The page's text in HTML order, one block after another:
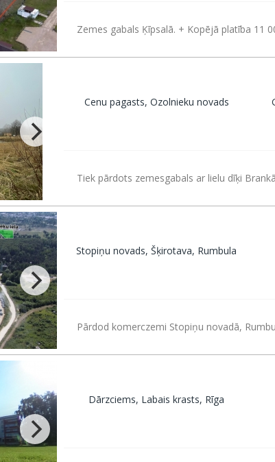
Zemes gabals Ķīpsalā. + Kopējā platība 11
Cenu pagasts, Ozolnieku novads
Tiek pārdots zemesgabals ar lielu dīķi
Stopiņu novads, Šķirotava, Rumbula
Pārdod komerczemi Stopiņu novadā,
Dārzciems, Labais krasts, Rīga